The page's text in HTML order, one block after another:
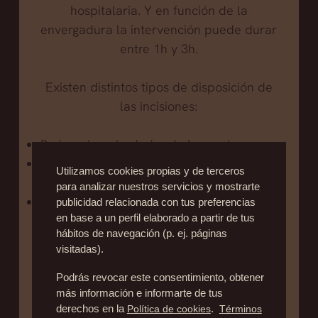
hospitalaria. Y en función de la
envergadura la intervención puede durar
entre 1h y 3h.
Existen distintos tipos de disposición de
las incisiones:
Periareolar, alrededor de la areola
Combinación de periareolar y corte
vertical, para casos moderados.
Periareolar, vertical y transversal en el
surco mamario (en "T" invertida) para
casos importantes.
La elección de la técnica depende del
criterio del cirujano y de las
Utilizamos cookies propias y de terceros
para analizar nuestros servicios y mostrarte
publicidad relacionada con tus preferencias
en base a un perfil elaborado a partir de tus
hábitos de navegación (p. ej. páginas
visitadas).
Podrás revocar este consentimiento, obtener
más información e informarte de tus
derechos en la Política de cookies. Términos